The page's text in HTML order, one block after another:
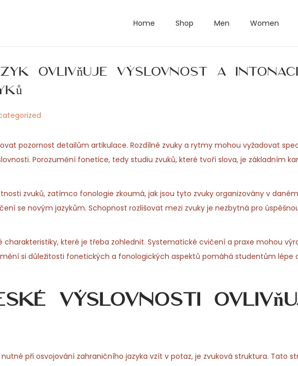
Home Shop Men Women
ovlivňuje výslovnost a
pozornost detailům artikulace. Rozdílné zvuky a rytmy mohou vyžadovat
Porozumění fonetice, tedy studiu zvuků, které tvoří slova, je základním
zvuků, zatímco fonologie zkoumá, jak jsou tyto zvuky organizovány v
se novým jazykům. Schopnost rozlišovat mezi zvuky je nezbytná pro
charakteristiky, které je třeba zohlednit. Systematické cvičení a praxe mohou
si důležitosti fonetických a fonologických aspektů pomáhá studentům lépe
výslovnosti
při osvojování zahraničního jazyka vzít v potaz, je zvuková struktura. Tato